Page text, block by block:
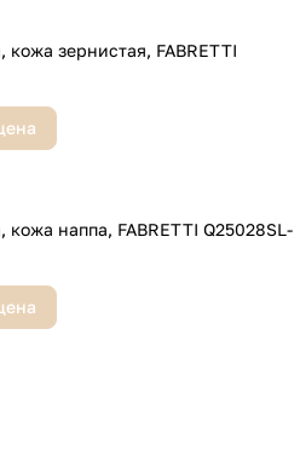
зернистая, FABRETTI
FABRETTI Q25028SL-